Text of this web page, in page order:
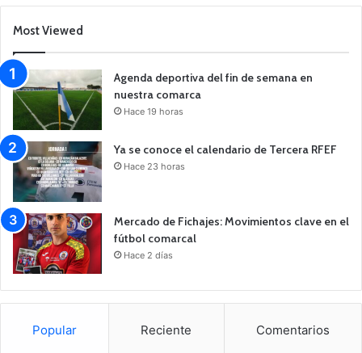
Most Viewed
Agenda deportiva del fin de semana en
nuestra comarca
Hace 19 horas
Ya se conoce el calendario de Tercera RFEF
Hace 23 horas
Mercado de Fichajes: Movimientos clave en el
fútbol comarcal
Hace 2 días
Popular Reciente Comentarios